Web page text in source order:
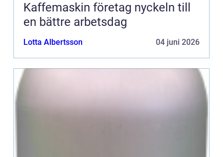
Kaffemaskin företag nyckeln till
en bättre arbetsdag
Lotta Albertsson 04 juni 2026